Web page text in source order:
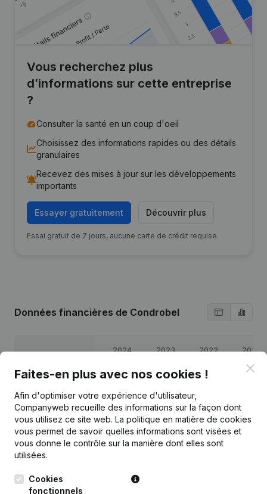
Vous recherchez plus
d’informations sur cette entreprise
?
Consulter la santé en un coup d'oeil
Choisissez des informations rapides ou des détails
granulaires
Recevez des mises à jour sur les développements
importants
Essayer gratuitement Découvrir plus
Essai gratuit de 7 jours, aucune carte de crédit requise.
Données financières de Condrobel
2024 2023 2022 2021
Bénéfices/pertes €8 960 € 3 044 €5 418
Capitaux propres € 32 583 €25 419 € 12 658 €7 239
Marge brute € 25 212 €14 332 €
Faites-en plus avec nos cookies !
Afin d'optimiser votre expérience d'utilisateur,
Companyweb recueille des informations sur la façon dont
vous utilisez ce site web. La politique en matière de cookies
vous permet de savoir quelles informations sont visées et
vous donne le contrôle sur la manière dont elles sont
utilisées.
Cookies
fonctionnels